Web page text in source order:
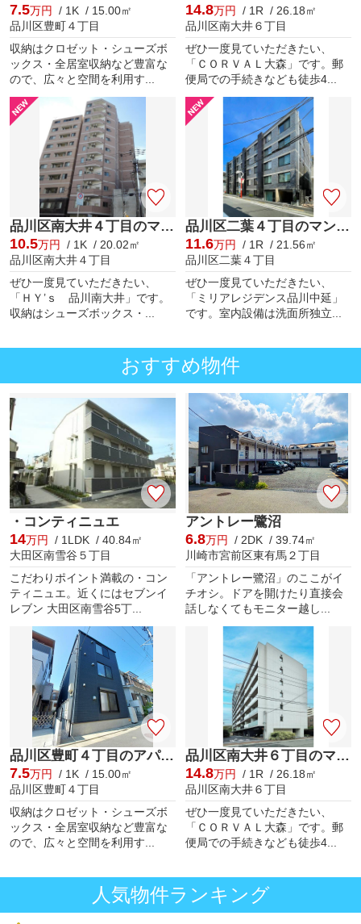
7.5万円
/ 1K / 15.00㎡
品川区豊町４丁目
収納はクロゼット・シューズボ
ックス・全居室収納など豊富な
ので、広々と空間を利用す...
14.8万円
/ 1R / 26.18㎡
品川区南大井６丁目
ぜひ一度見ていただきたい、
「ＣＯＲＶＡＬ大森」です。郵
便局での手続きなども徒歩4...
品川区南大井４丁目のマンション
10.5万円 / 1K / 20.02㎡
品川区南大井４丁目
ぜひ一度見ていただきたい、
「ＨＹ’ｓ 品川南大井」です。
収納はシューズボックス・...
品川区二葉４丁目のマンション
11.6万円 / 1R / 21.56㎡
品川区二葉４丁目
ぜひ一度見ていただきたい、
「ミリアレジデンス品川中延」
です。室内設備は洗面所独立...
おすすめ物件
・コンティニュエ
14万円
/ 1LDK / 40.84㎡
大田区南雪谷５丁目
こだわりポイント満載の・コン
ティニュエ。近くにはセブンイ
レブン 大田区南雪谷5丁...
アントレー鷺沼
6.8万円
/ 2DK / 39.74㎡
川崎市宮前区東有馬２丁目
「アントレー鷺沼」のここがイ
チオシ。ドアを開けたり直接会
話しなくてもモニター越し...
品川区豊町４丁目のアパート
7.5万円
/ 1K / 15.00㎡
品川区豊町４丁目
収納はクロゼット・シューズボ
ックス・全居室収納など豊富な
ので、広々と空間を利用す...
品川区南大井６丁目のマンション
14.8万円
/ 1R / 26.18㎡
品川区南大井６丁目
ぜひ一度見ていただきたい、
「ＣＯＲＶＡＬ大森」です。郵
便局での手続きなども徒歩4...
人気物件ランキング